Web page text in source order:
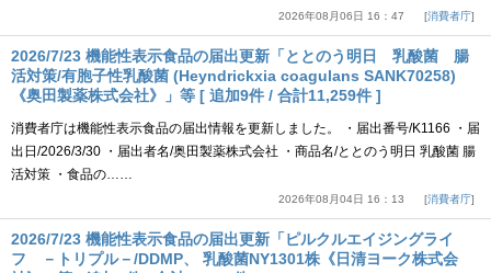
2026年08月06日 16：47 消費者庁
2026/7/23 機能性表示食品の届出更新「ととのう明日 乳酸菌 腸
活対策/有胞子性乳酸菌 (Heyndrickxia coagulans SANK70258)
《奥田製薬株式会社》」等 [ 追加9件 / 合計11,259件 ]
消費者庁は機能性表示食品の届出情報を更新しました。 ・届出番号/K1166 ・届
出日/2026/3/30 ・届出者名/奥田製薬株式会社 ・商品名/ととのう明日 乳酸菌 腸
活対策 ・食品の……
2026年08月04日 16：13 消費者庁
2026/7/23 機能性表示食品の届出更新「ピルクルエイジングライ
フ －トリプル－/DDMP、 乳酸菌NY1301株《日清ヨーク株式会